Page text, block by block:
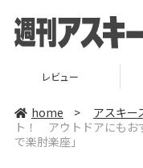
レビュー
home > アスキー
ト！ アウトドアにもお
で楽肘楽座」